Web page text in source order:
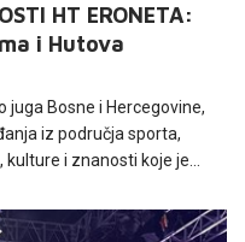
HT ERONETA:
i Hutova
juga Bosne i Hercegovine,
iz područja sporta,
kulture i znanosti koje je